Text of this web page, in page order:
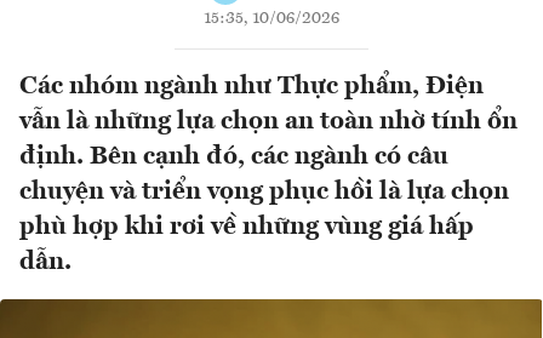
15:35, 10/06/2026
Các nhóm ngành như Thực phẩm, Điện
vẫn là những lựa chọn an toàn nhờ tính ổn
định. Bên cạnh đó, các ngành có câu
chuyện và triển vọng phục hồi là lựa chọn
phù hợp khi rơi về những vùng giá hấp
dẫn.